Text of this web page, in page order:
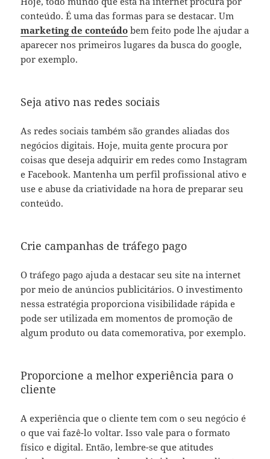
conteúdo. É uma das formas para se destacar. Um
marketing de conteúdo bem feito pode lhe ajudar a
aparecer nos primeiros lugares da busca do google,
por exemplo.
Seja ativo nas redes sociais
As redes sociais também são grandes aliadas dos
negócios digitais. Hoje, muita gente procura por
coisas que deseja adquirir em redes como Instagram
e Facebook. Mantenha um perfil profissional ativo e
use e abuse da criatividade na hora de preparar seu
conteúdo.
Crie campanhas de tráfego pago
O tráfego pago ajuda a destacar seu site na internet
por meio de anúncios publicitários. O investimento
nessa estratégia proporciona visibilidade rápida e
pode ser utilizada em momentos de promoção de
algum produto ou data comemorativa, por exemplo.
Proporcione a melhor experiência para o
cliente
A experiência que o cliente tem com o seu negócio é
o que vai fazê-lo voltar. Isso vale para o formato
físico e digital. Então, lembre-se que atitudes